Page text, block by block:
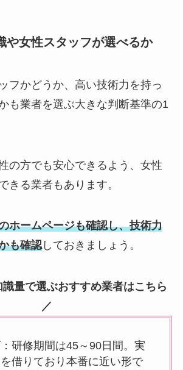
や女性スタッフが選べるか
フかどうか、高い技術力を持っ
も業者を選ぶ大きな判断基準の1
の方でも安心できるよう、女性
きる業者もあります。
ホームページも確認し、技術力
も確認しておきましょう。
量で選ぶおすすめ業者はこちら
／
研修期間は45～90日間。実
借りており本番に近い形で